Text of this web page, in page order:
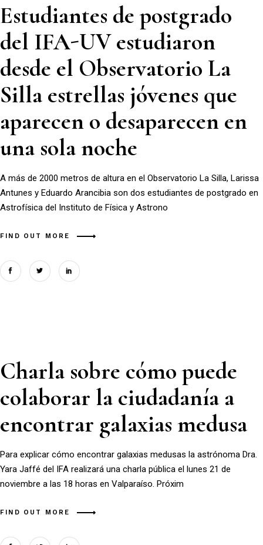
Estudiantes de postgrado
del IFA-UV estudiaron
desde el Observatorio La
Silla estrellas jóvenes que
aparecen o desaparecen en
una sola noche
A más de 2000 metros de altura en el Observatorio La Silla, Larissa
Antunes y Eduardo Arancibia son dos estudiantes de postgrado en
Astrofísica del Instituto de Física y Astrono
FIND OUT MORE
Charla sobre cómo puede
colaborar la ciudadanía a
encontrar galaxias medusa
Para explicar cómo encontrar galaxias medusas la astrónoma Dra.
Yara Jaffé del IFA realizará una charla pública el lunes 21 de
noviembre a las 18 horas en Valparaíso. Próxim
FIND OUT MORE